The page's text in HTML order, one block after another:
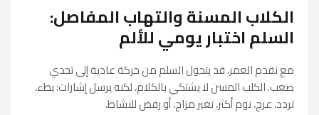
الكلاب المسنة والتهاب المفاصل:
السلم اختبار يومي للألم
مع تقدم العمر، قد يتحول السلم من حركة عادية إلى تحدي
صعب. الكلب المسن لا يشتكي بالكلام، لكنه يرسل إشارات: بطء،
تردد، عرج، نوم أكثر، تغير مزاج، أو رفض للنشاط.